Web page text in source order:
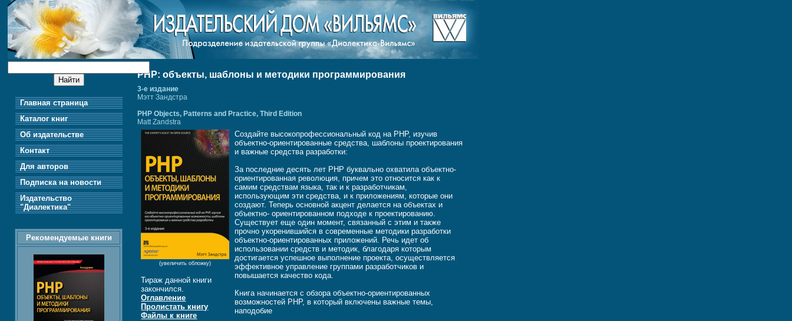
PHP: объекты, шаблоны и методики программирования
3-е издание
Мэтт Зандстра
PHP Objects, Patterns and Practice, Third Edition
Matt Zandstra
(увеличить обложку)
Тираж данной книги
закончился.
Оглавление
Пролистать книгу
Файлы к книге
Создайте высокопрофессиональный код на PHP, изучив
объектно-ориентированные средства, шаблоны проектирования
и важные средства разработки:
За последние десять лет PHP буквально охватила объектно-
ориентированная революция, причем это относится как к
самим средствам языка, так и к разработчикам,
использующим эти средства, и к приложениям, которые они
создают. Теперь основной акцент делается на объектах и
объектно- ориентированном подходе к проектированию.
Существует еще один момент, связанный с этим и также
прочно укоренившийся в современные методики разработки
объектно-ориентированных приложений. Речь идет об
использовании средств и методик, благодаря которым
достигается успешное выполнение проекта, осуществляется
эффективное управление группами разработчиков и
повышается качество кода.
Книга начинается с обзора объектно-ориентированных
возможностей PHP, в который включены важные темы,
наподобие
Главная страница
Каталог книг
Об издательстве
Контакт
Для авторов
Подписка на новости
Издательство
"Диалектика"
Рекомендуемые книги